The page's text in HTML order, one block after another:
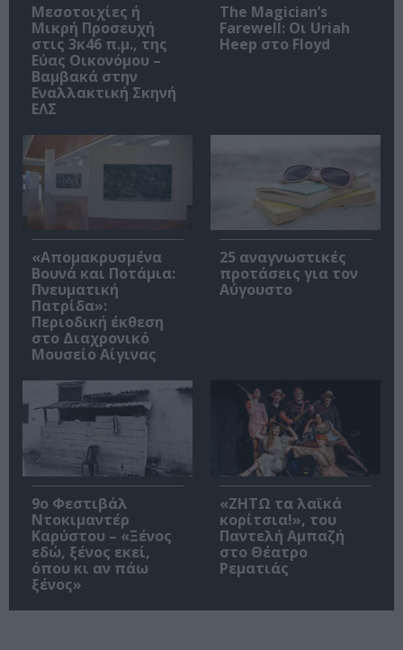
Μεσοτοιχίες ή
Μικρή Προσευχή
στις 3κ46 π.μ., της
Εύας Οικονόμου –
Βαμβακά στην
Εναλλακτική Σκηνή
ΕΛΣ
The Magician’s
Farewell: Οι Uriah
Heep στο Floyd
«Απομακρυσμένα
Βουνά και Ποτάμια:
Πνευματική
Πατρίδα»:
Περιοδική έκθεση
στο Διαχρονικό
Μουσείο Αίγινας
25 αναγνωστικές
προτάσεις για τον
Αύγουστο
9ο Φεστιβάλ
Ντοκιμαντέρ
Καρύστου – «Ξένος
εδώ, ξένος εκεί,
όπου κι αν πάω
ξένος»
«ΖΗΤΩ τα λαϊκά
κορίτσια!», του
Παντελή Αμπαζή
στο Θέατρο
Ρεματιάς